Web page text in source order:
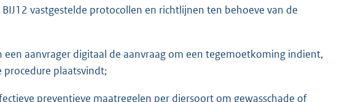
vastgestelde protocollen en richtlijnen ten behoeve van de
een aanvrager digitaal de aanvraag om een tegemoetkoming indient,
procedure plaatsvindt;
preventieve maatregelen per diersoort om gewasschade of